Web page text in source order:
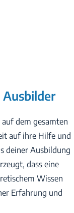
dem gesamten
auf ihre Hilfe und
deiner Ausbildung
dass eine
Wissen
Erfahrung und